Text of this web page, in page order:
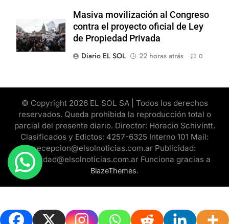
Masiva movilización al Congreso
contra el proyecto oficial de Ley
de Propiedad Privada
Diario EL SOL
22 horas atrás 0
© Copyright 2026 EL SOL SA | Todos los derechos
reservados. Queda prohibida la reproducción total o
parcial del presente diario. Director: Horacio Schivintt.
Clasificados y Edictos: 4257-6325 Interno 101 Mail:
recepcion@elsolnoticias.com.ar Publicidad:
publicidad@elsolnoticias.com.ar Funciona gracias a
BlazeThemes.